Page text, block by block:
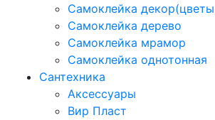
Самоклейка
Самоклейка дерево
Самоклейка мрамор
Самоклейка однотонная
Сантехника
Аксессуары
Вир Пласт